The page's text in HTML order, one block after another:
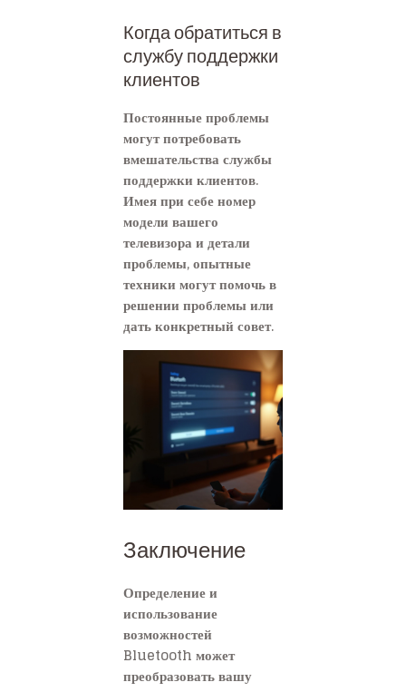
Когда обратиться в
службу поддержки
клиентов
Постоянные проблемы
могут потребовать
вмешательства службы
поддержки клиентов.
Имея при себе номер
модели вашего
телевизора и детали
проблемы, опытные
техники могут помочь в
решении проблемы или
дать конкретный совет.
Заключение
Определение и
использование
возможностей
Bluetooth может
преобразовать вашу